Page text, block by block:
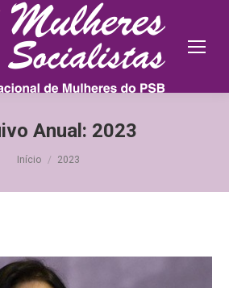
Anual: 2023
Você está aqui:
Início 2023